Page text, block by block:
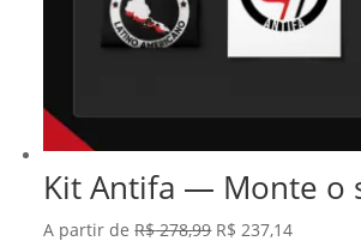
Kit Antifa — Monte o
A partir deR$278,99 O
R$ 237,14O